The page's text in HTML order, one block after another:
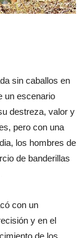
sin caballos en
un escenario
destreza, valor y
pero con una
los hombres de
de banderillas
con un
y en el